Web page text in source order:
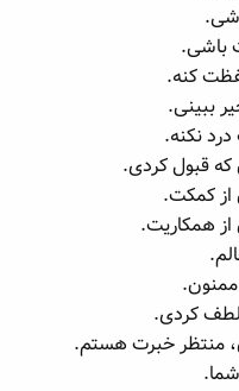
باشی.
کنه.
ببینی.
نکنه.
قبول کردی.
از کمکت.
همکاریت.
ممنون.
کردی.
منتظر خبرت هستم.